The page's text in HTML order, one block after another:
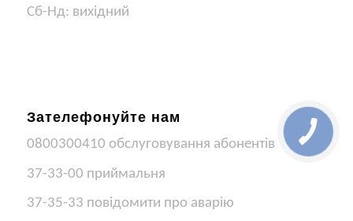
Сб-Нд: вихідний
Зателефонуйте нам
0800300410 обслуговування абонентів
37-33-00 приймальня
37-35-33 повідомити про аварію